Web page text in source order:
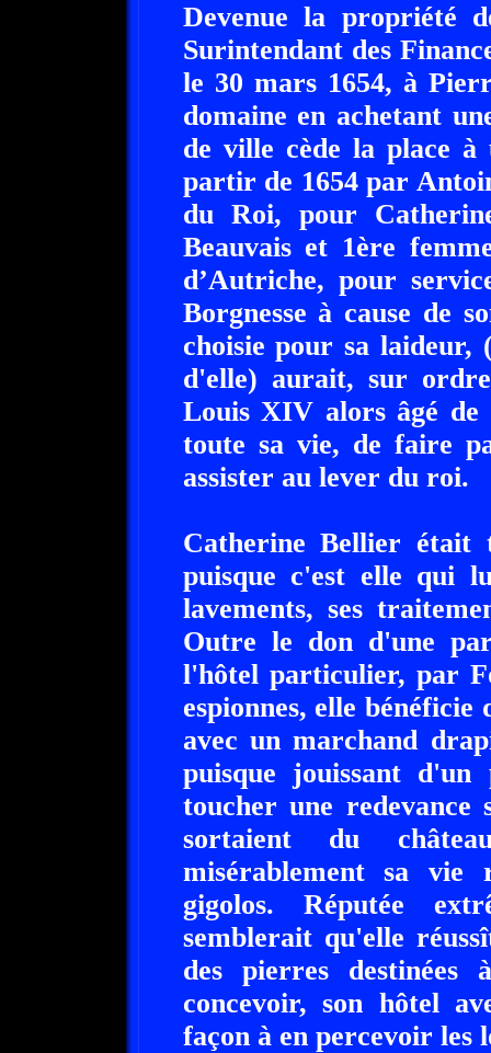
Devenue la propriété
Surintendant des
le 30 mars 1654, à
domaine en achetant
de ville cède la place
partir de 1654 par
du Roi, pour
Beauvais et 1ère
d’Autriche, pour
Borgnesse à cause de
choisie pour sa laideur,
d'elle) aurait, sur
Louis XIV alors âgé de
toute sa vie, de faire
assister au lever du roi.
Catherine Bellier était
puisque c'est elle qui
lavements, ses
Outre le don d'une
l'hôtel particulier, par
espionnes, elle
avec un marchand
puisque jouissant
toucher une
sortaient du
misérablement sa
gigolos. Réputée
semblerait qu'elle
des pierres
concevoir, son hôtel
façon à en percevoir les